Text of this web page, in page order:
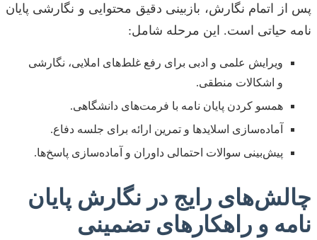
پس از اتمام نگارش، بازبینی دقیق محتوایی و نگارشی پایان
نامه حیاتی است. این مرحله شامل:
ویرایش علمی و ادبی برای رفع غلط‌های املایی، نگارشی
و اشکالات منطقی.
همسو کردن پایان نامه با فرمت‌های دانشگاهی.
آماده‌سازی اسلایدها و تمرین ارائه برای جلسه دفاع.
پیش‌بینی سوالات احتمالی داوران و آماده‌سازی پاسخ‌ها.
چالش‌های رایج در نگارش پایان
نامه و راهکارهای تضمینی